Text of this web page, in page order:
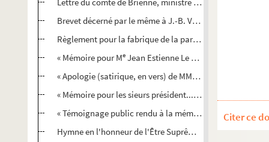
Brevet décerné par le même à J.-B. Vernier, brigadier
Règlement pour la fabrique de la paroisse de Saint-Jean
« Mémoire pour Me Jean Estienne Le Clerc, prévost de
« Apologie (satirique, en vers) de MM. les chanoines de
« Mémoire pour les sieurs président... et officiers du
« Témoignage public rendu à la mémoire de M. Huez,
Hymne en l'honneur de l'Être Suprême, mise en musique
Citer ce